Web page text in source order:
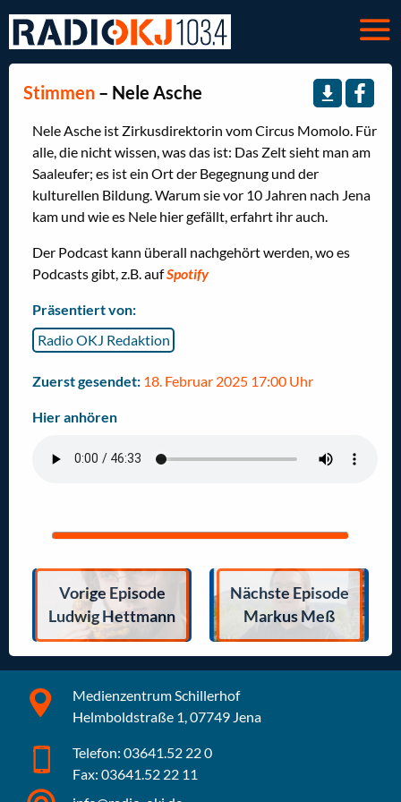
Stimmen – Nele Asche
Nele Asche ist Zirkusdirektorin vom Circus Momolo. Für
alle, die nicht wissen, was das ist: Das Zelt sieht man am
Saaleufer; es ist ein Ort der Begegnung und der
kulturellen Bildung. Warum sie vor 10 Jahren nach Jena
kam und wie es Nele hier gefällt, erfahrt ihr auch.
Der Podcast kann überall nachgehört werden, wo es
Podcasts gibt, z.B. aufSpotify
Präsentiert von:
Radio OKJ Redaktion
Zuerst gesendet: 18. Februar 2025 17:00 Uhr
Hier anhören
Vorige Episode
Ludwig Hettmann
Nächste Episode
Markus Meß
Medienzentrum Schillerhof
Helmboldstraße 1, 07749 Jena
Telefon: 03641.52 22 0
Fax: 03641.52 22 11